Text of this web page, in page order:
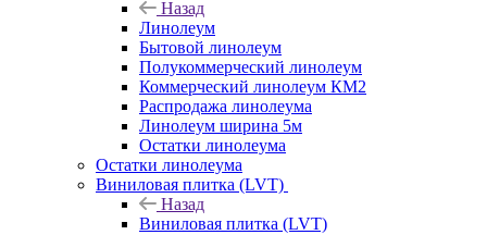
Назад
Линолеум
Бытовой линолеум
Полукоммерческий линолеум
Коммерческий линолеум КМ2
Распродажа линолеума
Линолеум ширина 5м
Остатки линолеума
Остатки линолеума
Виниловая плитка (LVT)
Назад
Виниловая плитка (LVT)